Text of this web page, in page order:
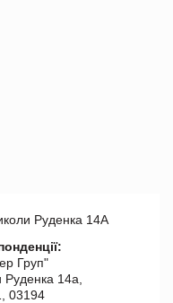
Руденка 14А
Груп"
14а,
03194